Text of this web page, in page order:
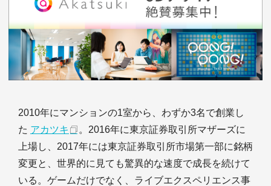
2010年にマンションの1室から、わずか3名で創業し
た アカツキ
。2016年に東京証券取引所マザーズに
上場し、2017年には東京証券取引所市場第一部に銘柄
変更と、世界的に見ても驚異的な速度で成長を続けて
いる。ゲームだけでなく、ライブエクスペリエンス事